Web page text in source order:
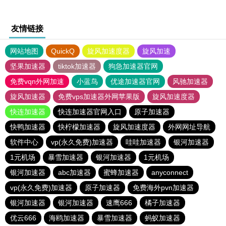
友情链接
网站地图 QuickQ 旋风加速度器
旋风加速
坚果加速器
tiktok加速器
狗急加速器官网
免费vqn外网加速
小蓝鸟 优途加速器官网
风驰加速器
旋风加速器
免费vps加速器外网苹果版
旋风加速度器
快连加速器
快连加速器官网入口
原子加速器
快鸭加速器
快柠檬加速器 旋风加速度器
外网网址导航
软件中心
vp(永久免费)加速器 哇哇加速器
银河加速器
1元机场
暴雪加速器 银河加速器
1元机场
银河加速器
abc加速器 蜜蜂加速器
anyconnect
vp(永久免费)加速器
原子加速器
免费海外pvn加速器
银河加速器
银河加速器 速鹰666
橘子加速器
优云666
海鸥加速器 暴雪加速器 蚂蚁加速器